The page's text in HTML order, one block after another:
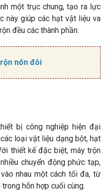
một trục chung, tạo ra lực
này giúp các hạt vật liệu va
đều các thành phần.
nón đôi
bị công nghiệp hiện đại
loại vật liệu dạng bột, hạt
thiết kế đặc biệt, máy trộn
chuyển động phức tạp,
nhau một cách tối đa, từ
hỗn hợp cuối cùng.